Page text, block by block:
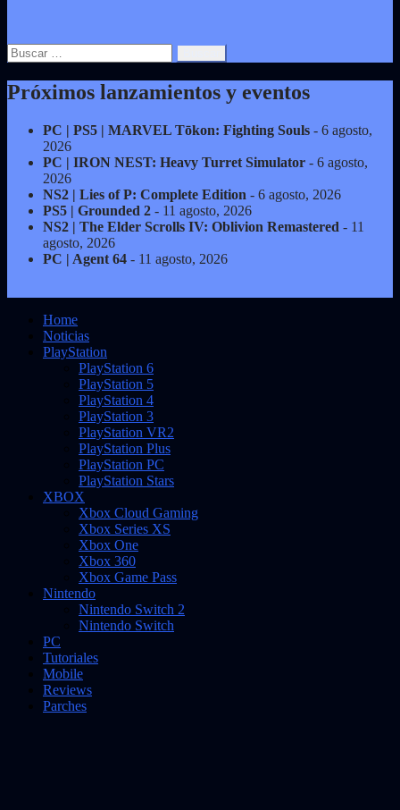
Buscar:
Próximos lanzamientos y eventos
PC | PS5 | MARVEL Tōkon: Fighting Souls - 6 agosto,
2026
PC | IRON NEST: Heavy Turret Simulator - 6 agosto,
2026
NS2 | Lies of P: Complete Edition - 6 agosto, 2026
PS5 | Grounded 2 - 11 agosto, 2026
NS2 | The Elder Scrolls IV: Oblivion Remastered - 11
agosto, 2026
PC | Agent 64 - 11 agosto, 2026
Home
Noticias
PlayStation
PlayStation 6
PlayStation 5
PlayStation 4
PlayStation 3
PlayStation VR2
PlayStation Plus
PlayStation PC
PlayStation Stars
XBOX
Xbox Cloud Gaming
Xbox Series XS
Xbox One
Xbox 360
Xbox Game Pass
Nintendo
Nintendo Switch 2
Nintendo Switch
PC
Tutoriales
Mobile
Reviews
Parches